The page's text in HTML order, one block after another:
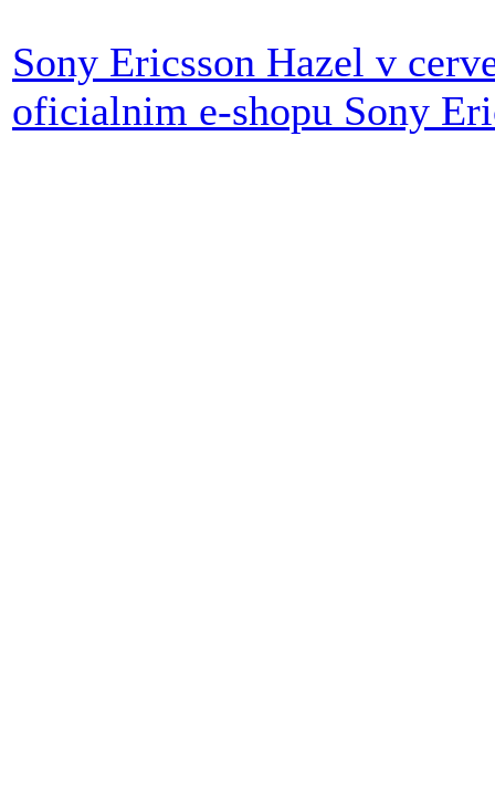
Sony Ericsson Hazel v
oficialnim e-shopu Sony